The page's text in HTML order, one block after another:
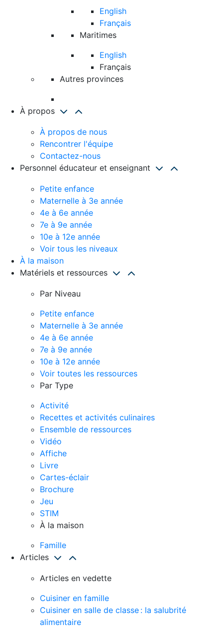
English
Français
Maritimes
English
Français
Autres provinces
À propos
À propos de nous
Rencontrer l'équipe
Contactez-nous
Personnel éducateur et enseignant
Petite enfance
Maternelle à 3e année
4e à 6e année
7e à 9e année
10e à 12e année
Voir tous les niveaux
À la maison
Matériels et ressources
Par Niveau
Petite enfance
Maternelle à 3e année
4e à 6e année
7e à 9e année
10e à 12e année
Voir toutes les ressources
Par Type
Activité
Recettes et activités culinaires
Ensemble de ressources
Vidéo
Affiche
Livre
Cartes-éclair
Brochure
Jeu
STIM
À la maison
Famille
Articles
Articles en vedette
Cuisiner en famille
Cuisiner en salle de classe : la salubrité
alimentaire